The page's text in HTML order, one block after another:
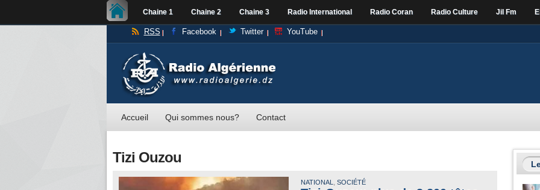
Chaine 1 Chaine 2 Chaine 3 Radio International Radio Coran Radio Culture Jil Fm
RSS Facebook Twitter YouTube
Accueil Qui sommes nous? Contact
Tizi Ouzou
NATIONAL , SOCIÉTÉ